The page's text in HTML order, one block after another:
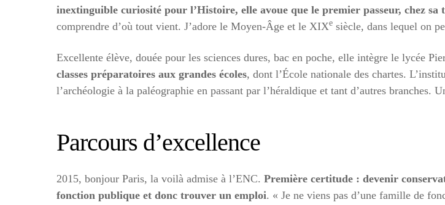
inextinguible curiosité pour l’Histoire, elle avoue que le premier passeur, chez
comprendre d’où tout vient. J’adore le Moyen-Âge et le XIXe siècle, dans lequel on
Excellente élève, douée pour les sciences dures, bac en poche, elle intègre le lycée
classes préparatoires aux grandes écoles, dont l’École nationale des chartes.
l’archéologie à la paléographie en passant par l’héraldique et tant d’autres branches.
Parcours d’excellence
2015, bonjour Paris, la voilà admise à l’ENC. Première certitude : devenir
fonction publique et donc trouver un emploi. « Je ne viens pas d’une famille de